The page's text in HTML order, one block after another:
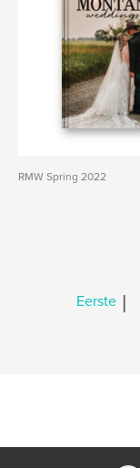
RMW Spring 2022
Eerste |